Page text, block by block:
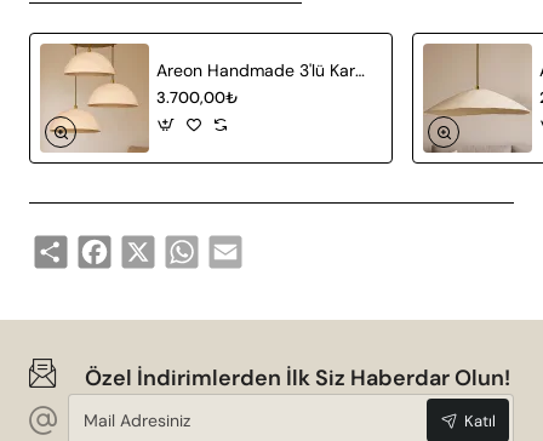
Areon Handmade 3'lü Karbon Beton Avize
3.700,00₺
Share Facebook
X WhatsApp
Email
Özel İndirimlerden İlk Siz Haberdar Olun!
Mail
Adresiniz
Katıl